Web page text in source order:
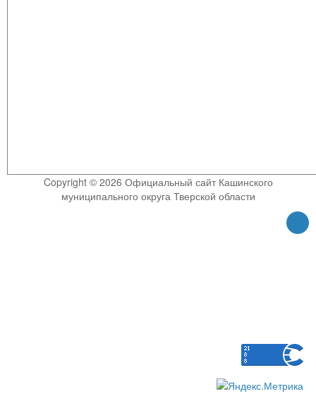
Copyright © 2026 Официальный сайт Кашинского
муниципального округа Тверской области